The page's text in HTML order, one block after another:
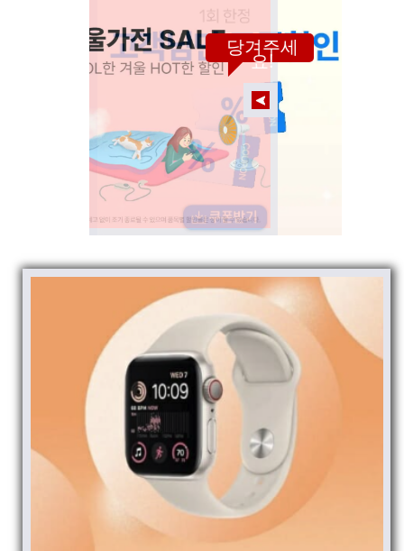
당겨주세
요!